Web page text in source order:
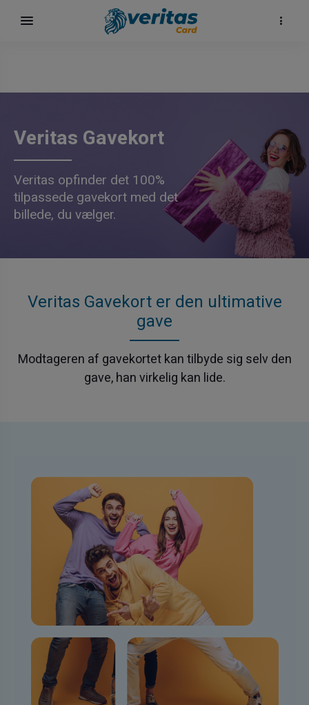
Veritas Gavekort
Veritas opfinder det 100%
tilpassede gavekort med det
billede, du vælger.
Veritas Gavekort er den ultimative
gave
Modtageren af gavekortet kan tilbyde sig selv den
gave, han virkelig kan lide.